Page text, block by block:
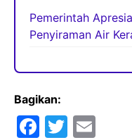
Pemerintah
Penyiraman Air
Bagikan:
F
T